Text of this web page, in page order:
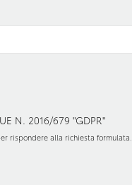
N. 2016/679 "GDPR"
rispondere alla richiesta